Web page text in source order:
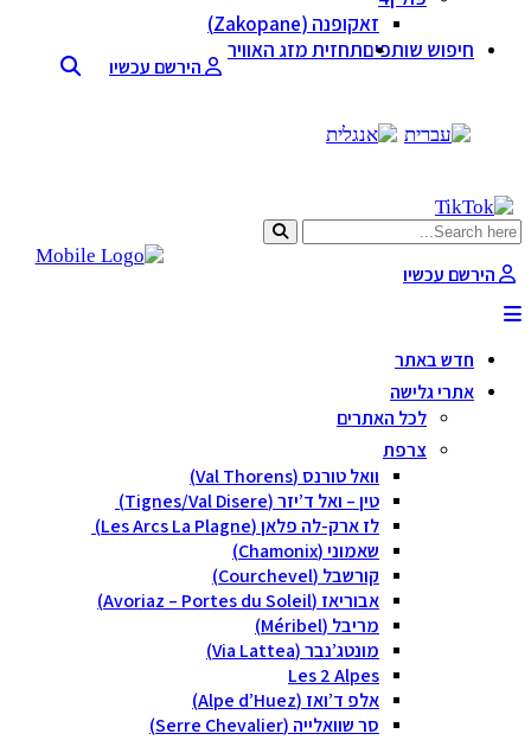
זאקופנה (Zakopane)
חיפוש שותפיםתחזית מזג האוויר
הירשם עכשיו
הירשם עכשיו
חדש באתר
אתרי גלישה
לכל האתרים
צרפת
וואל טורנס (Val Thorens)
טין – ואל ד’יזר (Tignes/Val Disere)
לז ארק-לה פלאן (Les Arcs La Plagne)
שאמוני (Chamonix)
קורשבל (Courchevel)
אבוריאז (Avoriaz – Portes du Soleil)
מריבל (Méribel)
מונטג’נבר (Via Lattea)
Les 2 Alpes
אלפ ד’ואז (Alpe d’Huez)
סר שוואלייה (Serre Chevalier)